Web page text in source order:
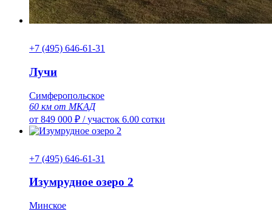
+7 (495) 646-61-31
Лучи
Симферопольское
60 км от МКАД
от 849 000 ₽ /участок 6.00 сотки
+7 (495) 646-61-31
Изумрудное озеро 2
Минское